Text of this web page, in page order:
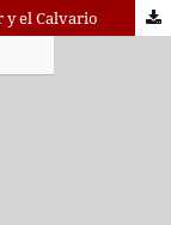
y el Calvario